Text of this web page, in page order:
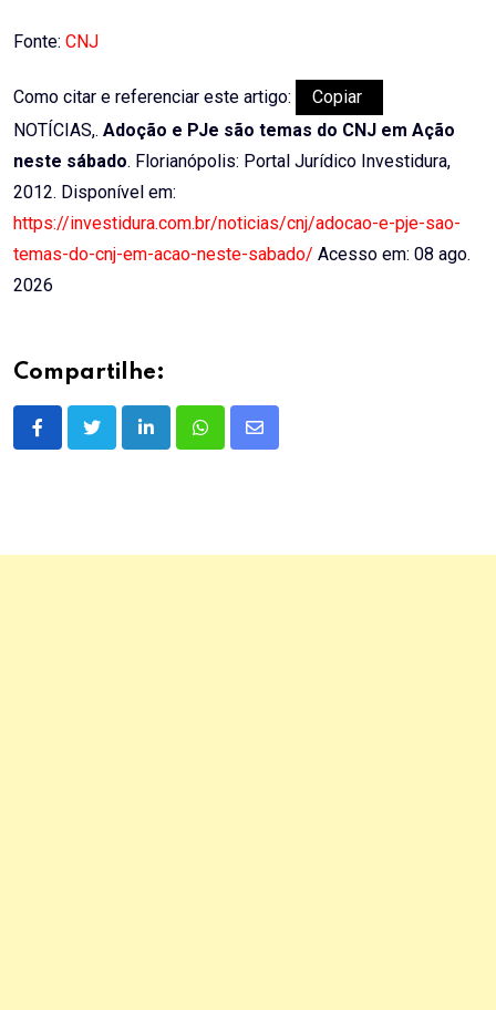
Fonte: CNJ
Como citar e referenciar este artigo:
Copiar
NOTÍCIAS,. Adoção e PJe são temas do CNJ em Ação
neste sábado. Florianópolis: Portal Jurídico Investidura,
2012. Disponível em:
https://investidura.com.br/noticias/cnj/adocao-e-pje-sao-
temas-do-cnj-em-acao-neste-sabado/ Acesso em: 08 ago.
2026
Compartilhe:
LinkedInWhatsappShare